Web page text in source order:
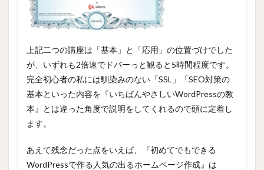
上記二つの講座は「基本」と「応用」の位置づけでした
が、いずれも2倍速でドバーっと観ると5時間程度です。
完全初心者の私には馴染みのない「SSL」「SEO対策の
基本といった内容を『いちばんやさしいWordPressの教
本』とは違った角度で説明をしてくれるので頭に定着し
ます。
あえて残念だった点をいえば、『初めてでもできる
WordPressで作る人気の出るホームページ作成』は